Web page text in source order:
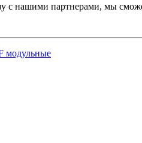
с нашими партнерами, мы
модульные